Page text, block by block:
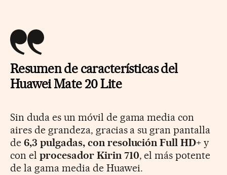
Resumen de características del
Huawei Mate 20 Lite
Sin duda es un móvil de gama media con
aires de grandeza, gracias a su gran pantalla
de 6,3 pulgadas, con resolución Full HD+ y
con el procesador Kirin 710, el más potente
de la gama media de Huawei.